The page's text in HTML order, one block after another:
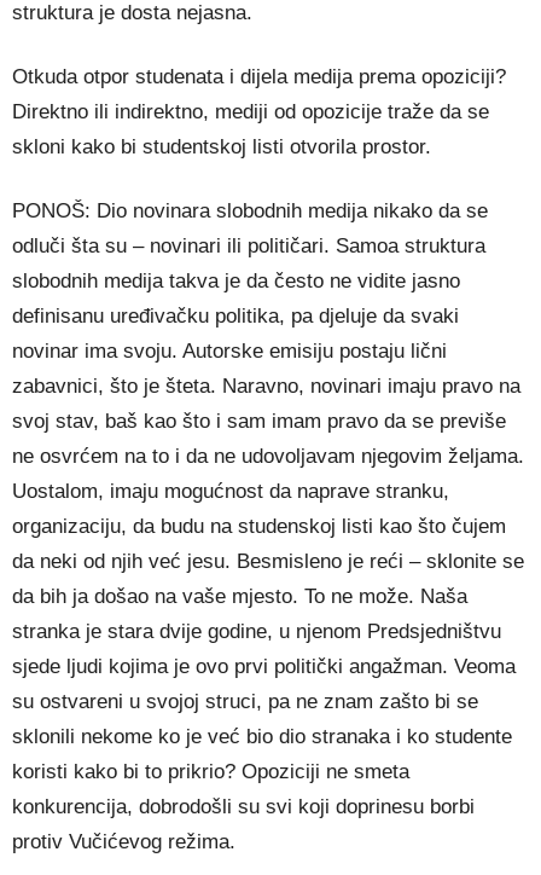
struktura je dosta nejasna.
Otkuda otpor studenata i dijela medija prema opoziciji?
Direktno ili indirektno, mediji od opozicije traže da se
skloni kako bi studentskoj listi otvorila prostor.
PONOŠ: Dio novinara slobodnih medija nikako da se
odluči šta su – novinari ili političari. Samoa struktura
slobodnih medija takva je da često ne vidite jasno
definisanu uređivačku politika, pa djeluje da svaki
novinar ima svoju. Autorske emisiju postaju lični
zabavnici, što je šteta. Naravno, novinari imaju pravo na
svoj stav, baš kao što i sam imam pravo da se previše
ne osvrćem na to i da ne udovoljavam njegovim željama.
Uostalom, imaju mogućnost da naprave stranku,
organizaciju, da budu na studenskoj listi kao što čujem
da neki od njih već jesu. Besmisleno je reći – sklonite se
da bih ja došao na vaše mjesto. To ne može. Naša
stranka je stara dvije godine, u njenom Predsjedništvu
sjede ljudi kojima je ovo prvi politički angažman. Veoma
su ostvareni u svojoj struci, pa ne znam zašto bi se
sklonili nekome ko je već bio dio stranaka i ko studente
koristi kako bi to prikrio? Opoziciji ne smeta
konkurencija, dobrodošli su svi koji doprinesu borbi
protiv Vučićevog režima.